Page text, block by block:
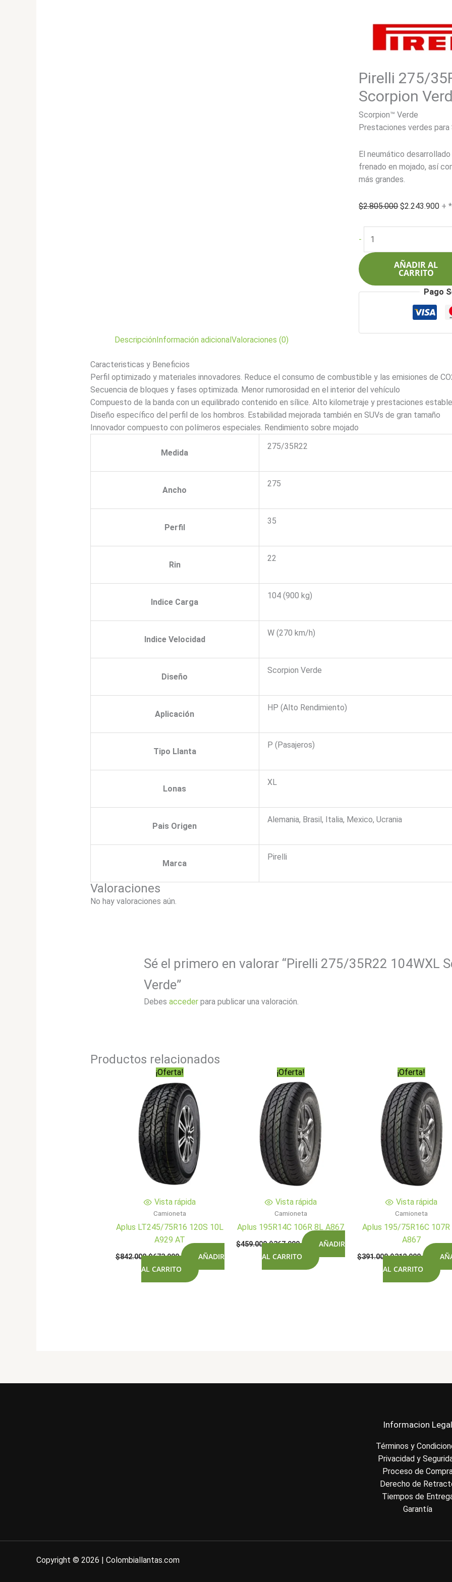
Pirelli 275/
Scorpion
Scorpion™ Verde
Prestaciones verdes para
El neumático
frenado en mojado, así
más grandes.
$2.805.000El
$2.243.900El
+
-
275/35R22
104WXL
Scorpion
Verde
AÑADIR AL
CARRITO
Pago
Descripción Información adicional Valoraciones (0)
Caracteristicas y Beneficios
Perfil optimizado y materiales innovadores. Reduce el consumo de combustible y las emisiones de
Secuencia de bloques y fases optimizada. Menor rumorosidad en el interior del vehículo
Compuesto de la banda con un equilibrado contenido en sílice. Alto kilometraje y prestaciones
Diseño específico del perfil de los hombros. Estabilidad mejorada también en SUVs de gran tamaño
Innovador compuesto con polímeros especiales. Rendimiento sobre mojado
Medida
275/35R22
Ancho
275
Perfil
35
Rin
22
Indice Carga
104 (900 kg)
Indice Velocidad
W (270 km/h)
Diseño
Scorpion Verde
Aplicación
HP (Alto Rendimiento)
Tipo Llanta
P (Pasajeros)
Lonas
XL
Pais Origen
Alemania, Brasil, Italia, Mexico, Ucrania
Marca
Pirelli
Valoraciones
No hay valoraciones aún.
Sé el primero en valorar “Pirelli 275/35R22 104WXL
Verde”
Debesacceder para publicar una valoración.
Productos relacionados
¡Oferta!
Vista rápida
Camioneta
Aplus LT245/75R16 120S 10L
A929 AT
$842.000El
original
era:
$673.900El
actual
es:
AÑADIR
AL CARRITO
¡Oferta!
Vista rápida
Camioneta
Aplus 195R14C 106R 8L A867
$459.000El
original
era:
$367.900El
actual
es:
AÑADIR
AL CARRITO
¡Oferta!
Vista rápida
Camioneta
Aplus 195/75R16C 107R
A867
$391.000El
original
era:
$312.900El
actual
es:
AL CARRITO
Informacion Legal
Términos y
Privacidad y
Proceso de
Derecho de
Tiempos de
Garantía
Copyright © 2026 | Colombiallantas.com